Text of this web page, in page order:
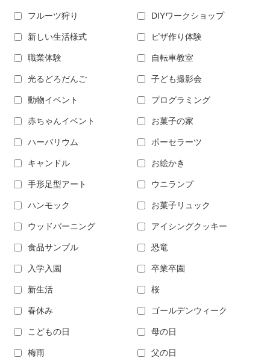
フルーツ狩り DIYワークショップ
新しい生活様式 ピザ作り体験
職業体験 自転車教室
光るどろだんご 子ども撮影会
動物イベント プログラミング
赤ちゃんイベント お菓子の家
ハーバリウム ポーセラーツ
キャンドル お絵かき
手形足型アート ウニランプ
ハンモック お菓子リュック
ウッドバーニング アイシングクッキー
食品サンプル 恐竜
入学入園 卒業卒園
新生活 桜
春休み ゴールデンウィーク
こどもの日 母の日
梅雨 父の日